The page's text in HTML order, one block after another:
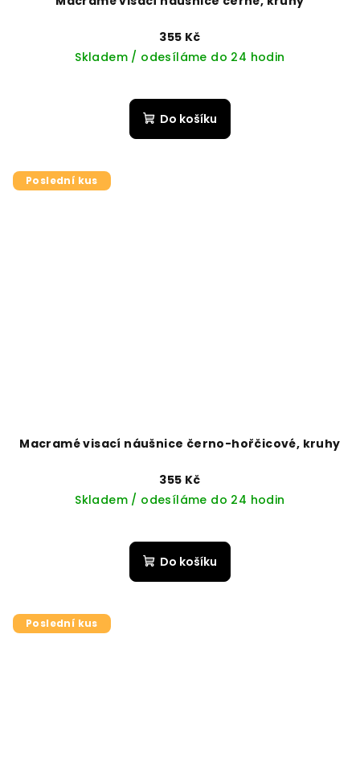
355 Kč
Skladem / odesíláme do 24 hodin
Do košíku
Poslední kus
Macramé visací náušnice černo-hořčicové, kruhy
355 Kč
Skladem / odesíláme do 24 hodin
Do košíku
Poslední kus